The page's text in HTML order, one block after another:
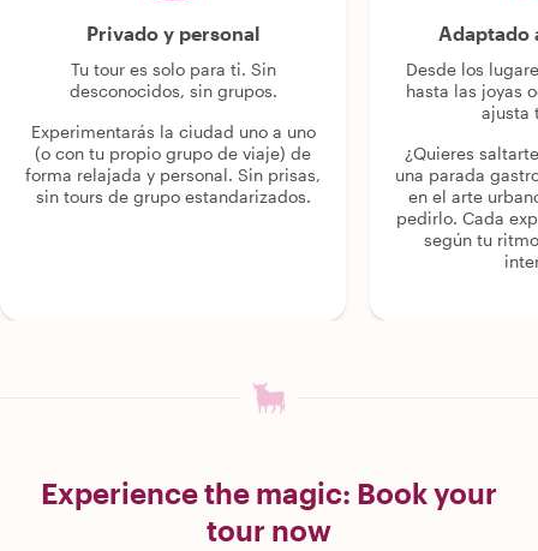
Privado y personal
Tu tour es solo para ti. Sin
desconocidos, sin grupos.
Experimentarás la ciudad uno a uno
(o con tu propio grupo de viaje) de
forma relajada y personal. Sin prisas,
sin tours de grupo estandarizados.
Adaptado
Desde los
hasta las joyas
ajusta
¿Quieres
una parada
en el arte
pedirlo. Cada
según tu
Experience the magic: Book your
tour now